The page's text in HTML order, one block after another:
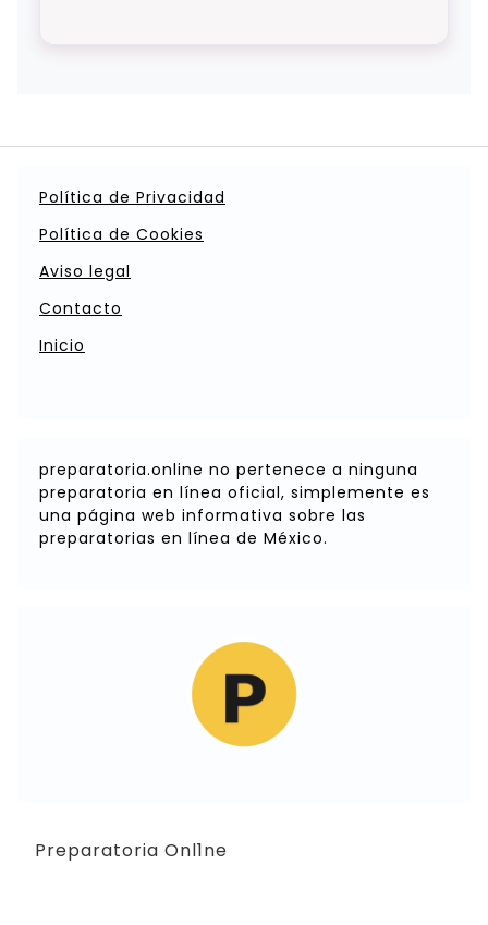
Política de Privacidad
Política de Cookies
Aviso legal
Contacto
Inicio
preparatoria.online no pertenece a ninguna
preparatoria en línea oficial, simplemente es
una página web informativa sobre las
preparatorias en línea de México.
Preparatoria Onl1ne